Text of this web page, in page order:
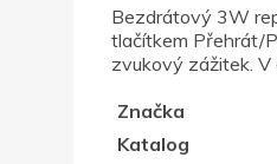
Bezdrátový 3W
tlačítkem Přehrát/
zvukový zážitek. V
Značka
Katalog